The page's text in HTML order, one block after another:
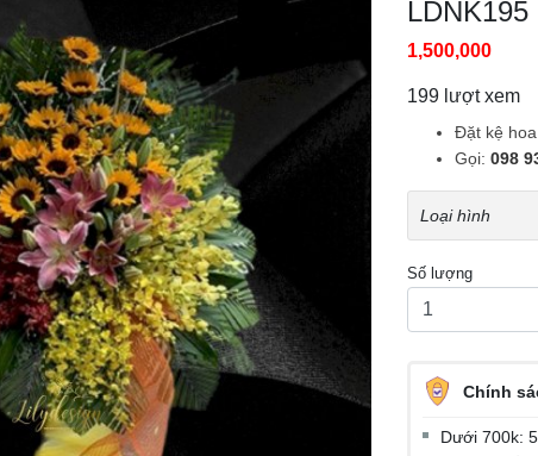
LDNK195
1,500,000
199 lượt xem
Đặt kệ
Gọi: 098
Loại hình
Số lượng
Chính
Dưới 700k: